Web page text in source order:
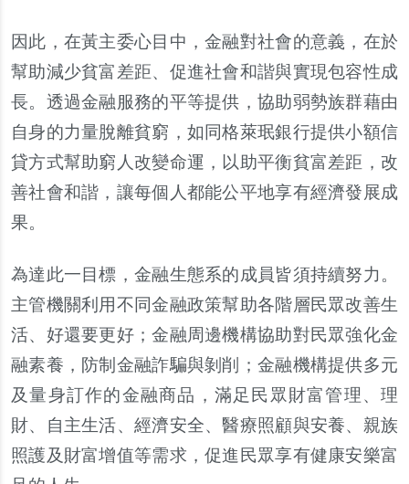
因此，在黃主委心目中，金融對社會的意義，在於
幫助減少貧富差距、促進社會和諧與實現包容性成
長。透過金融服務的平等提供，協助弱勢族群藉由
自身的力量脫離貧窮，如同格萊珉銀行提供小額信
貸方式幫助窮人改變命運，以助平衡貧富差距，改
善社會和諧，讓每個人都能公平地享有經濟發展成
果。
為達此一目標，金融生態系的成員皆須持續努力。
主管機關利用不同金融政策幫助各階層民眾改善生
活、好還要更好；金融周邊機構協助對民眾強化金
融素養，防制金融詐騙與剝削；金融機構提供多元
及量身訂作的金融商品，滿足民眾財富管理、理
財、自主生活、經濟安全、醫療照顧與安養、親族
照護及財富增值等需求，促進民眾享有健康安樂富